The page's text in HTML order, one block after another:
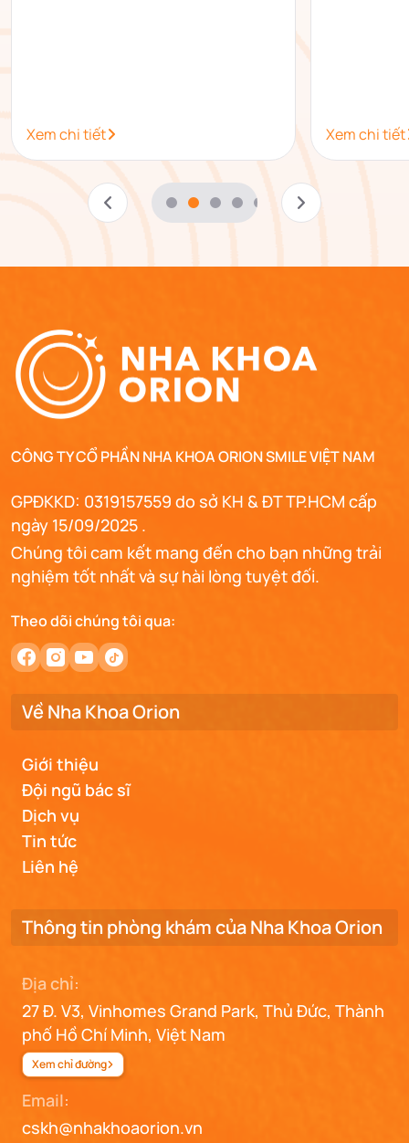
Xem chi tiết Xem chi tiết
CÔNG TY CỔ PHẦN NHA KHOA ORION SMILE VIỆT NAM
GPĐKKD: 0319157559 do sở KH & ĐT TP.HCM cấp
ngày 15/09/2025 .
Chúng tôi cam kết mang đến cho bạn những trải
nghiệm tốt nhất và sự hài lòng tuyệt đối.
Theo dõi chúng tôi qua:
Về Nha Khoa Orion
Giới thiệu
Đội ngũ bác sĩ
Dịch vụ
Tin tức
Liên hệ
Thông tin phòng khám của Nha Khoa Orion
Địa chỉ:
27 Đ. V3, Vinhomes Grand Park, Thủ Đức, Thành
phố Hồ Chí Minh, Việt Nam
Xem chỉ đường
Email:
cskh@nhakhoaorion.vn